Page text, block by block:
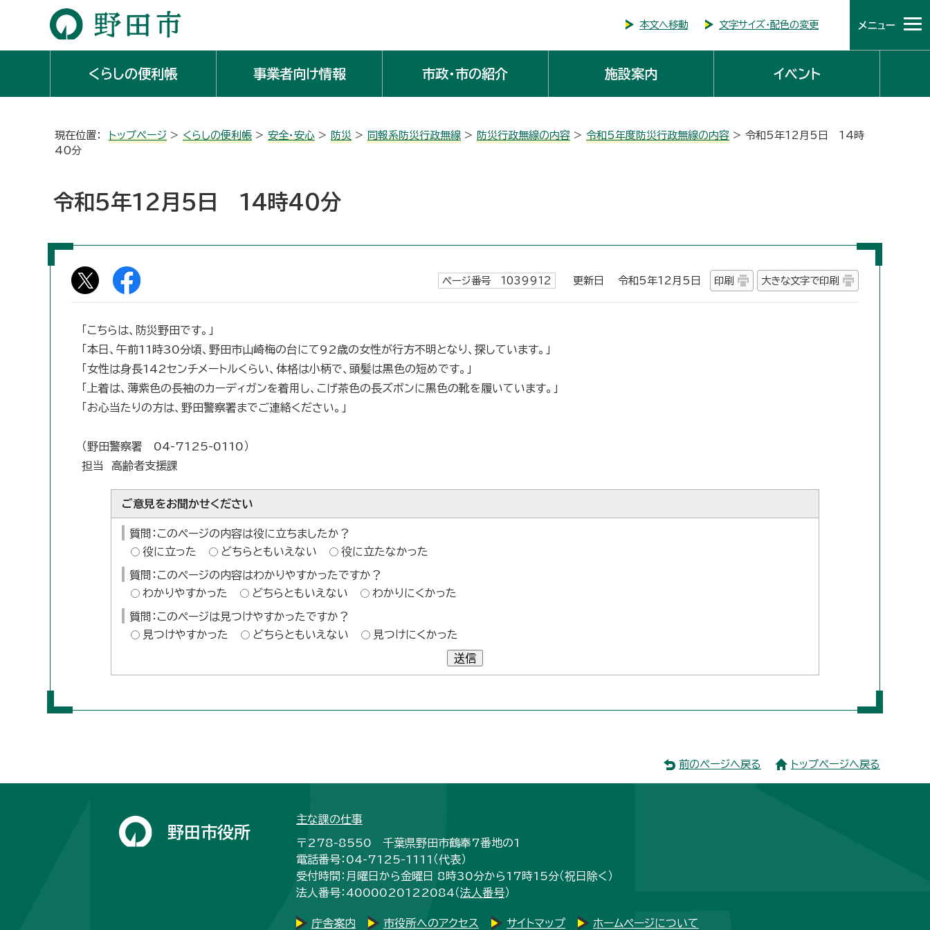
本文へ移動 文字サイズ・配色の変更 メニュー
くらしの便利帳 事業者向け情報 市政・市の紹介 施設案内 イベント
現在位置： トップページ > くらしの便利帳 > 安全・安心 > 防災 > 同報系防災行政無線 > 防災行政無線の内容 > 令和5年度防災行政無線の内容 > 令和5年12月5日 14時
40分
令和5年12月5日 14時40分
ページ番号 1039912 更新日 令和5年12月5日 印刷 大きな文字で印刷
「こちらは、防災野田です。」
「本日、午前11時30分頃、野田市山崎梅の台にて92歳の女性が行方不明となり、探しています。」
「女性は身長142センチメートルくらい、体格は小柄で、頭髪は黒色の短めです。」
「上着は、薄紫色の長袖のカーディガンを着用し、こげ茶色の長ズボンに黒色の靴を履いています。」
「お心当たりの方は、野田警察署までご連絡ください。」
（野田警察署 04-7125-0110）
担当 高齢者支援課
ご意見をお聞かせください
質問：このページの内容は役に立ちましたか？
役に立った
どちらともいえない 役に立たなかった
質問：このページの内容はわかりやすかったですか？
わかりやすかった
どちらともいえない わかりにくかった
質問：このページは見つけやすかったですか？
見つけやすかった
どちらともいえない 見つけにくかった
送信
前のページへ戻る トップページへ戻る
野田市役所
主な課の仕事
〒278-8550 千葉県野田市鶴奉7番地の1
電話番号：04-7125-1111（代表）
受付時間：月曜日から金曜日 8時30分から17時15分（祝日除く）
法人番号：4000020122084（法人番号）
庁舎案内 市役所へのアクセス サイトマップ ホームページについて